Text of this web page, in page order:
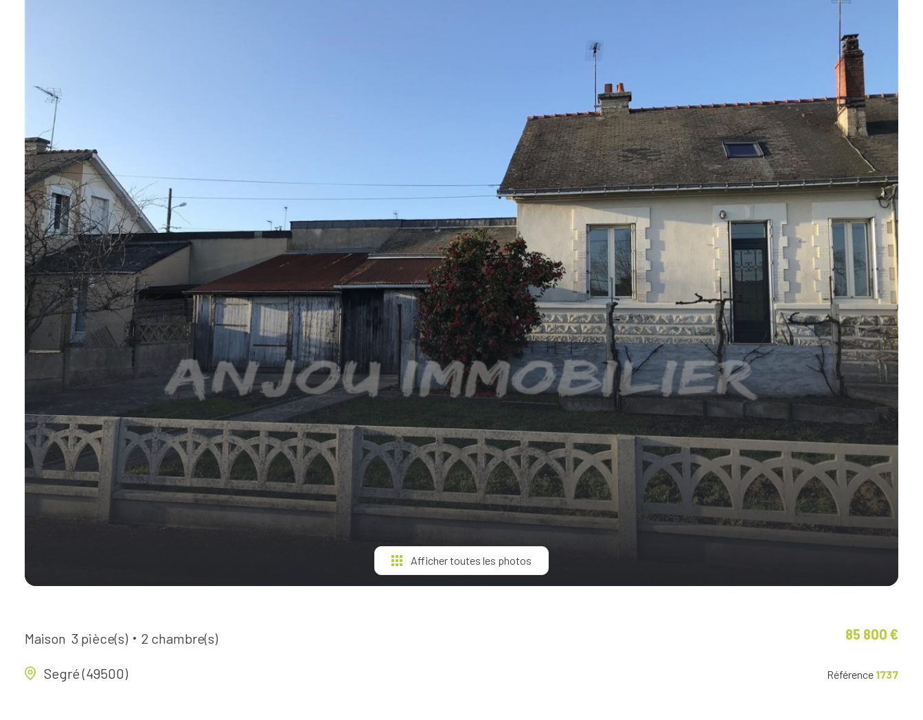
VOTRE
NOTRE
ÉQUIPE
Afficher toutes les photos
Maison 3 pièce(s) 2 chambre(s)
Segré (49500)
85 800 €
Référence 1737